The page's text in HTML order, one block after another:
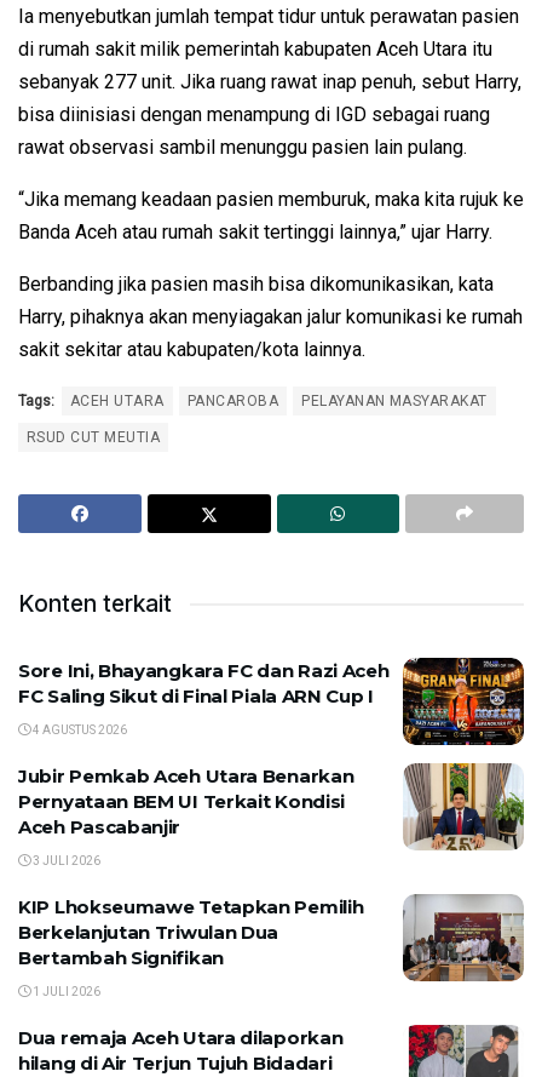
Ia menyebutkan jumlah tempat tidur untuk perawatan pasien
di rumah sakit milik pemerintah kabupaten Aceh Utara itu
sebanyak 277 unit. Jika ruang rawat inap penuh, sebut Harry,
bisa diinisiasi dengan menampung di IGD sebagai ruang
rawat observasi sambil menunggu pasien lain pulang.
“Jika memang keadaan pasien memburuk, maka kita rujuk ke
Banda Aceh atau rumah sakit tertinggi lainnya,” ujar Harry.
Berbanding jika pasien masih bisa dikomunikasikan, kata
Harry, pihaknya akan menyiagakan jalur komunikasi ke rumah
sakit sekitar atau kabupaten/kota lainnya.
Tags: ACEH UTARA PANCAROBA PELAYANAN MASYARAKAT
RSUD CUT MEUTIA
Konten terkait
Sore Ini, Bhayangkara FC dan Razi Aceh
FC Saling Sikut di Final Piala ARN Cup I
4 AGUSTUS 2026
Jubir Pemkab Aceh Utara Benarkan
Pernyataan BEM UI Terkait Kondisi
Aceh Pascabanjir
3 JULI 2026
KIP Lhokseumawe Tetapkan Pemilih
Berkelanjutan Triwulan Dua
Bertambah Signifikan
1 JULI 2026
Dua remaja Aceh Utara dilaporkan
hilang di Air Terjun Tujuh Bidadari